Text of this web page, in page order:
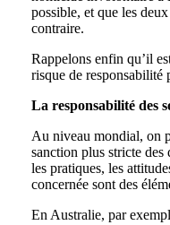
possible, et que les
contraire.
Rappelons enfin qu’il
risque de responsabilité
La responsabilité des
Au niveau mondial, on
sanction plus stricte des
les pratiques, les
concernée sont des
En Australie, par